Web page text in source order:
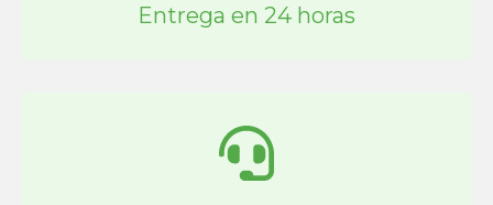
Entrega en 24 horas